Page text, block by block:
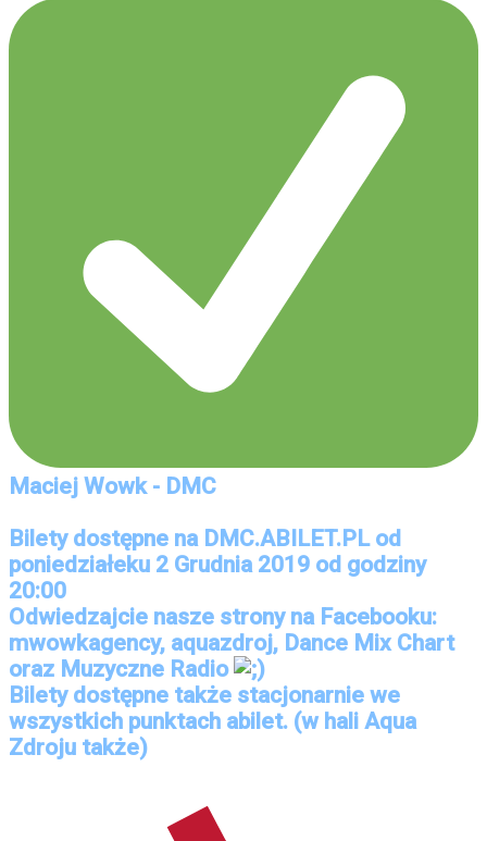
Maciej Wowk - DMC
Bilety dostępne na DMC.ABILET.PL od
poniedziałeku 2 Grudnia 2019 od godziny
20:00
Odwiedzajcie nasze strony na Facebooku:
mwowkagency, aquazdroj, Dance Mix Chart
oraz Muzyczne Radio
Bilety dostępne także stacjonarnie we
wszystkich punktach abilet. (w hali Aqua
Zdroju także)